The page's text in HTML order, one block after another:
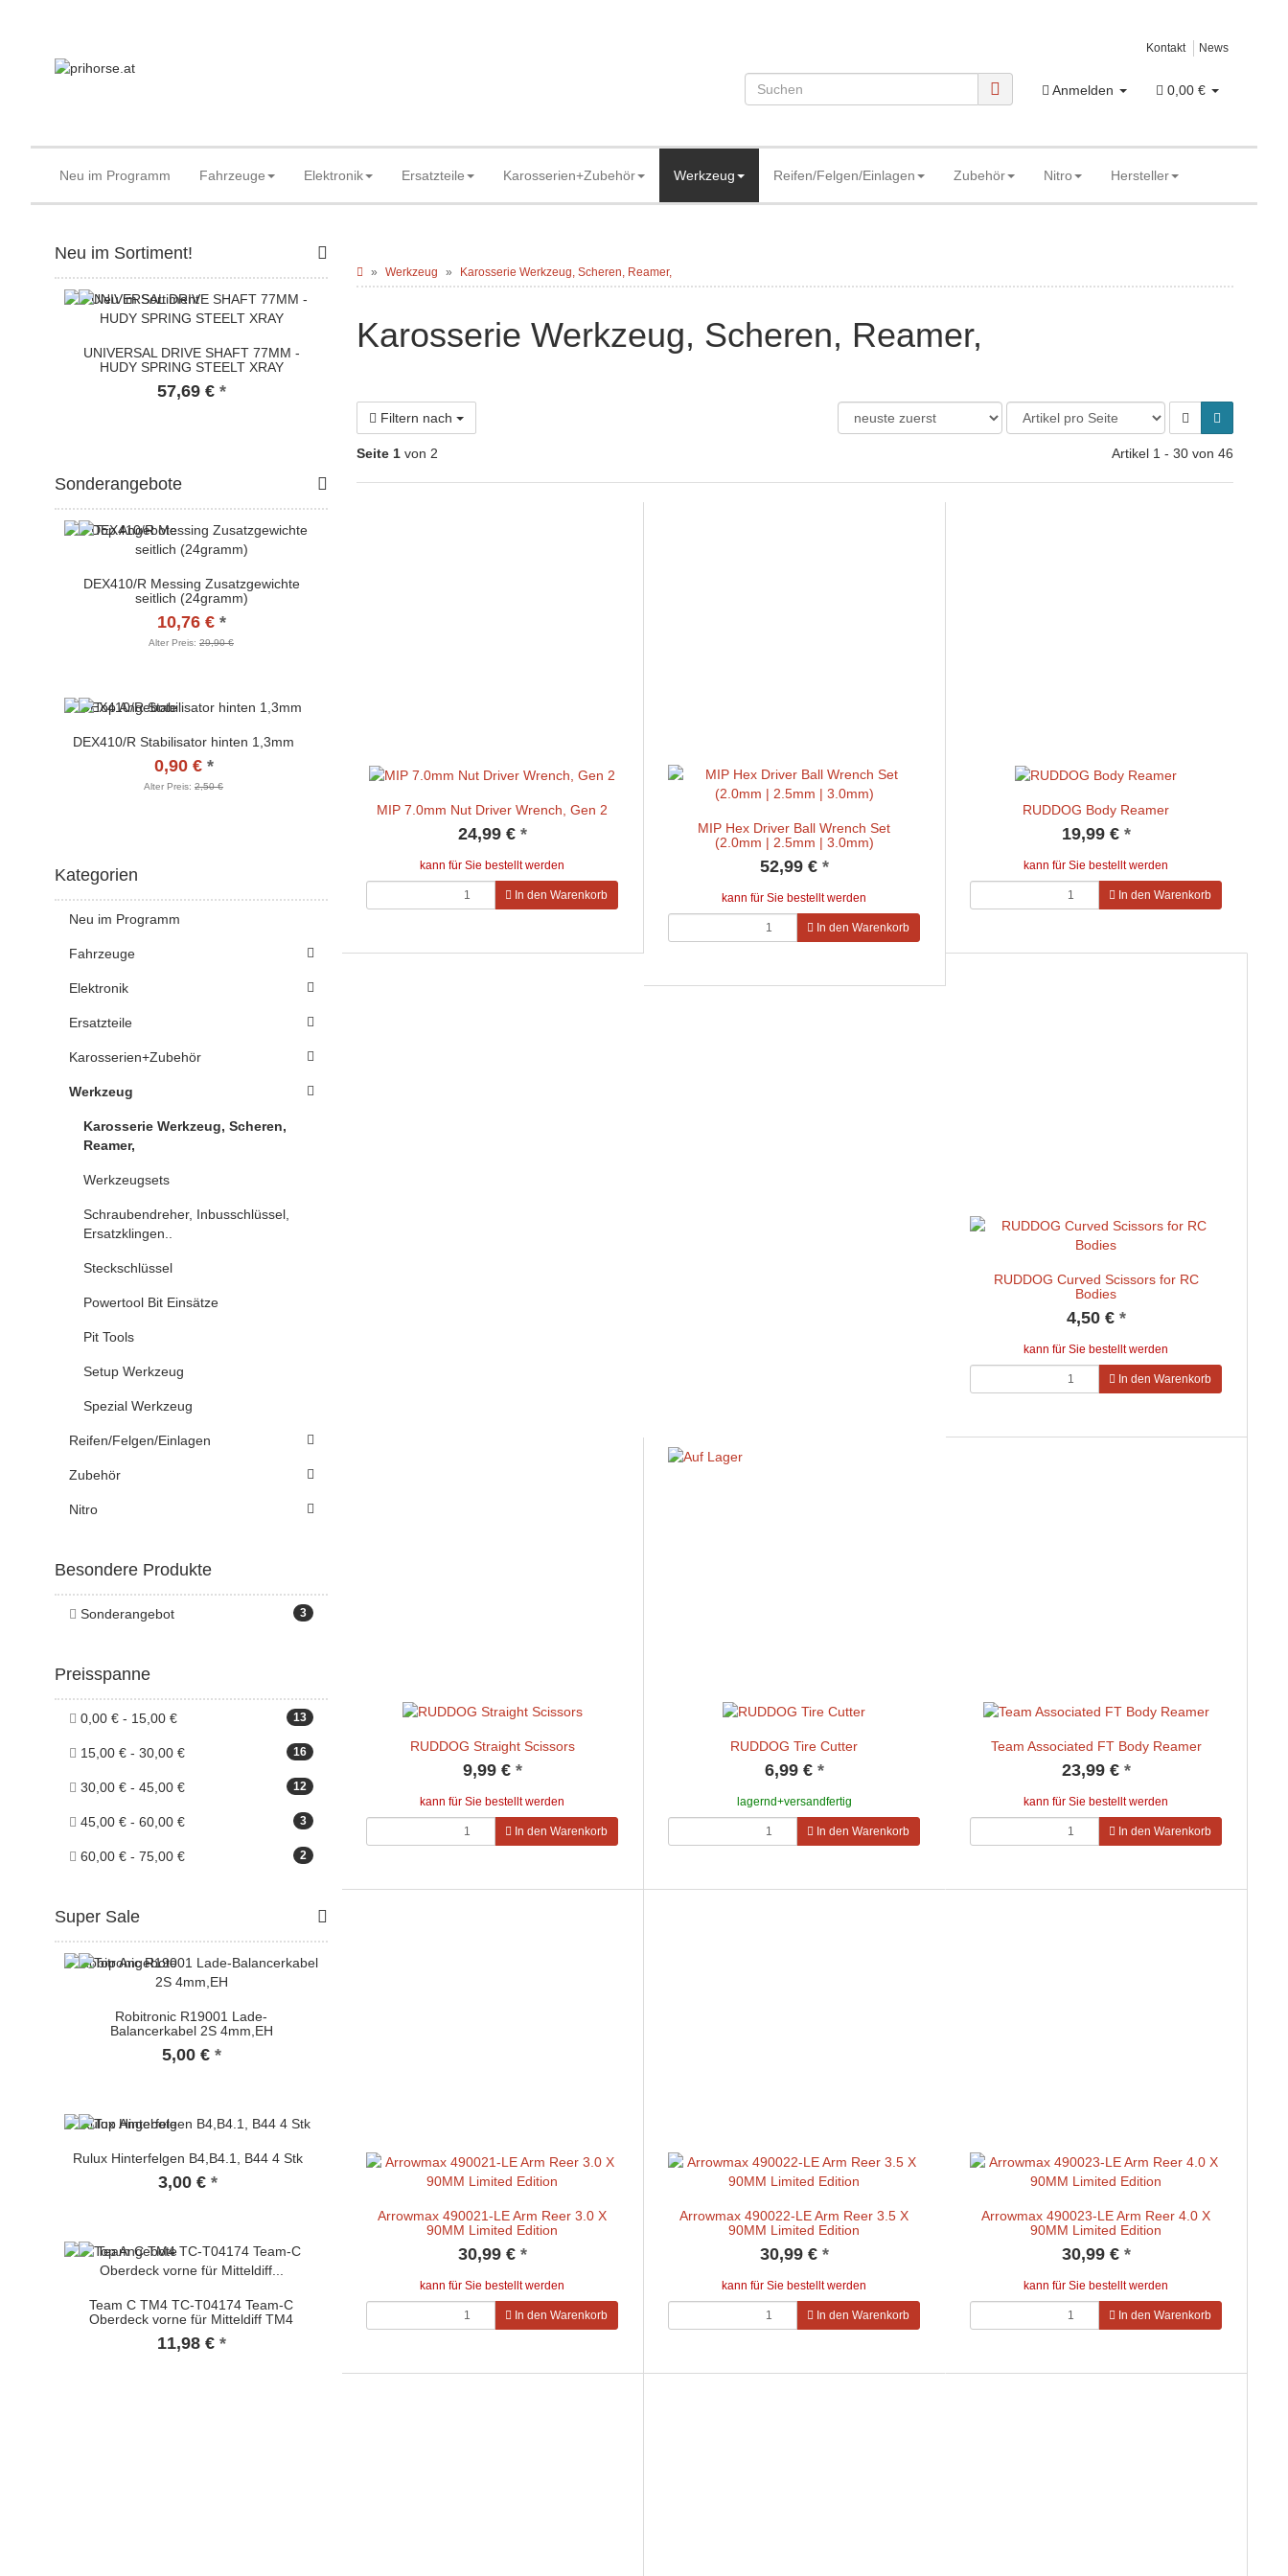
Kontakt News
Anmelden 0,00 €
Neu im Programm Fahrzeuge Elektronik Ersatzteile Karosserien+Zubehör Werkzeug Reifen/Felgen/Einlagen Zubehör Nitro Hersteller
Werkzeug Karosserie Werkzeug, Scheren, Reamer,
Karosserie Werkzeug, Scheren, Reamer,
Filtern nach
Seite 1 von 2 Artikel 1 - 30 von 46
MIP 7.0mm Nut Driver Wrench, Gen 2
24,99 € *
kann für Sie bestellt werden
In den Warenkorb
MIP Hex Driver Ball Wrench Set
(2.0mm | 2.5mm | 3.0mm)
52,99 € *
kann für Sie bestellt werden
In den Warenkorb
RUDDOG Body Reamer
19,99 € *
kann für Sie bestellt werden
In den Warenkorb
RUDDOG Curved Scissors for RC
Bodies
4,50 € *
kann für Sie bestellt werden
In den Warenkorb
RUDDOG Straight Scissors
9,99 € *
kann für Sie bestellt werden
In den Warenkorb
RUDDOG Tire Cutter
6,99 € *
lagernd+versandfertig
In den Warenkorb
Team Associated FT Body Reamer
23,99 € *
kann für Sie bestellt werden
In den Warenkorb
Arrowmax 490021-LE Arm Reer 3.0 X
90MM Limited Edition
30,99 € *
kann für Sie bestellt werden
In den Warenkorb
Arrowmax 490022-LE Arm Reer 3.5 X
90MM Limited Edition
30,99 € *
kann für Sie bestellt werden
In den Warenkorb
Arrowmax 490023-LE Arm Reer 4.0 X
90MM Limited Edition
30,99 € *
kann für Sie bestellt werden
In den Warenkorb
Neu im Sortiment!
UNIVERSAL DRIVE SHAFT 77MM -
HUDY SPRING STEELT XRAY
57,69 € *
Sonderangebote
DEX410/R Messing Zusatzgewichte
seitlich (24gramm)
10,76 € *
Alter Preis: 29,90 €
DEX410/R Stabilisator hinten 1,3mm
0,90 € *
Alter Preis: 2,50 €
Kategorien
Neu im Programm
Fahrzeuge
Elektronik
Ersatzteile
Karosserien+Zubehör
Werkzeug
Karosserie Werkzeug, Scheren,
Reamer,
Werkzeugsets
Schraubendreher, Inbusschlüssel,
Ersatzklingen..
Steckschlüssel
Powertool Bit Einsätze
Pit Tools
Setup Werkzeug
Spezial Werkzeug
Reifen/Felgen/Einlagen
Zubehör
Nitro
Besondere Produkte
3
Sonderangebot
Preisspanne
13
0,00 € - 15,00 €
16
15,00 € - 30,00 €
12
30,00 € - 45,00 €
3
45,00 € - 60,00 €
2
60,00 € - 75,00 €
Super Sale
Robitronic R19001 Lade-
Balancerkabel 2S 4mm,EH
5,00 € *
Rulux Hinterfelgen B4,B4.1, B44 4 Stk
3,00 € *
Team C TM4 TC-T04174 Team-C
Oberdeck vorne für Mitteldiff TM4
11,98 € *